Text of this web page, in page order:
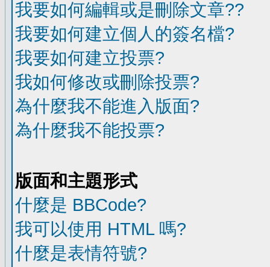
我要如何編輯或是刪除文章??
我要如何建立個人的簽名檔?
我要如何建立投票?
我如何修改或刪除投票?
為什麼我不能進入版面?
為什麼我不能投票?
版面和主題形式
什麼是 BBCode?
我可以使用 HTML 嗎?
什麼是表情符號?